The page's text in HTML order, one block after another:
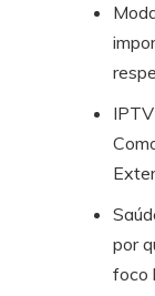
por
foco